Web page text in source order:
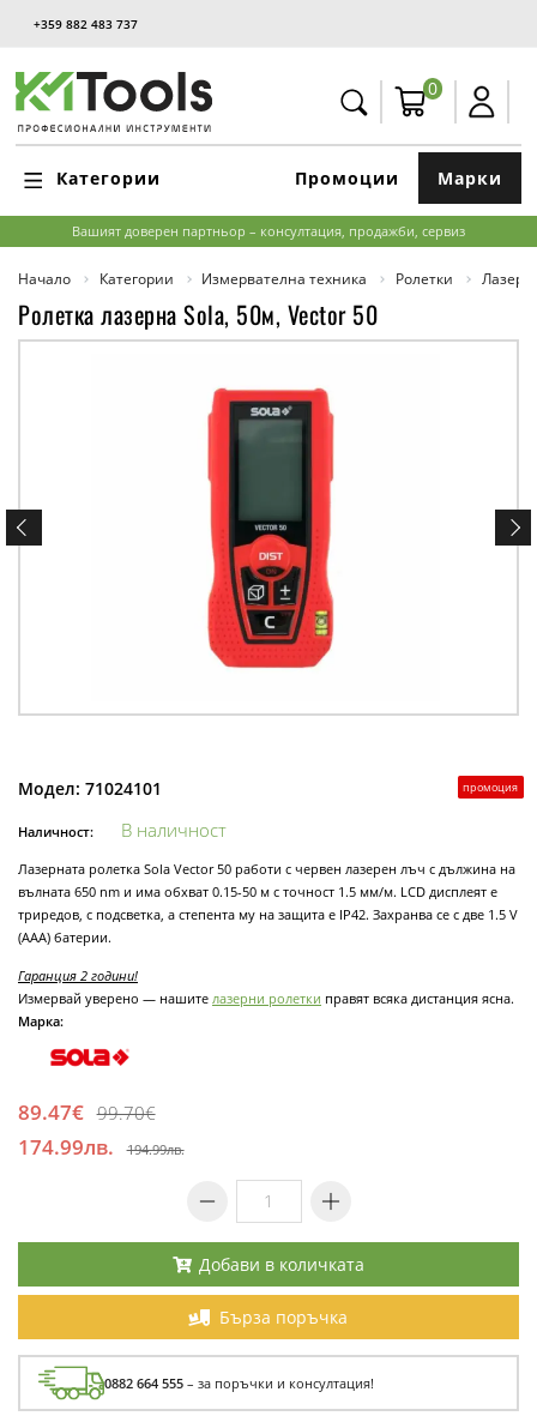
+359 882 483 737
0
Категории Марки
Промоции
Вашият доверен партньор – консултация, продажби, сервиз
Начало Категории Измервателна техника Ролетки
Ролетка лазерна Sola, 50м, Vector 50
промоция
Модел: 71024101
Наличност: В наличност
Лазерната ролетка Sola Vector 50 работи с червен лазерен лъч с дължина на
вълната 650 nm и има обхват 0.15-50 м с точност 1.5 мм/м. LCD дисплеят е
триредов, с подсветка, а степента му на защита е IP42. Захранва се с две 1.5 V
(AAA) батерии.
Гаранция 2 години!
Измервай уверено — нашите лазерни ролетки правят всяка дистанция ясна.
Марка:
89.47€ 99.70€
174.99лв. 194.99лв.
Добави в количката
Бърза поръчка
0882 664 555 – за поръчки и консултация!